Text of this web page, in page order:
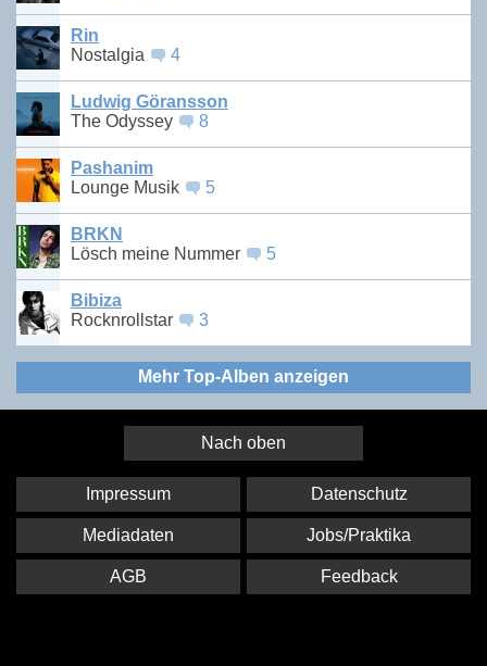
Rin
Nostalgia
4
Ludwig Göransson
The Odyssey
8
Pashanim
Lounge Musik
5
BRKN
Lösch meine Nummer
5
Bibiza
Rocknrollstar
3
Mehr Top-Alben anzeigen
Nach oben
Impressum Datenschutz
Mediadaten Jobs/Praktika
AGB Feedback